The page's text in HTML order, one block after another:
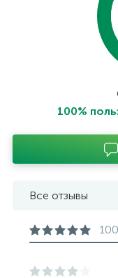
100%
Все отзывы